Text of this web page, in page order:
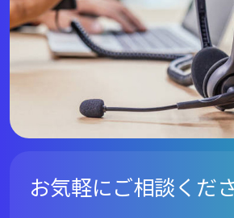
お気軽にご相談くだ